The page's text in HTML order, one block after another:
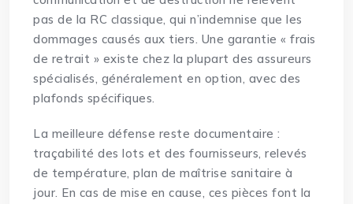
pas de la RC classique, qui n’indemnise que les
dommages causés aux tiers. Une garantie « frais
de retrait » existe chez la plupart des assureurs
spécialisés, généralement en option, avec des
plafonds spécifiques.
La meilleure défense reste documentaire :
traçabilité des lots et des fournisseurs, relevés
de température, plan de maîtrise sanitaire à
jour. En cas de mise en cause, ces pièces font la